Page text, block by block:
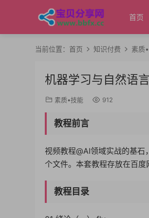
首页
当前位置： 首页 知识付费 素质
机器学习与自然语
素质•技能 912
教程前言
视频教程@AI领域实战的基
个文件。本套教程存放在百度
教程目录